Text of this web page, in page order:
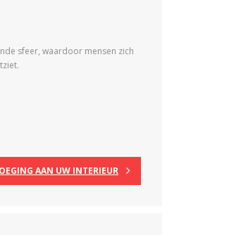
sfeer, waardoor mensen zich
AAN UW INTERIEUR